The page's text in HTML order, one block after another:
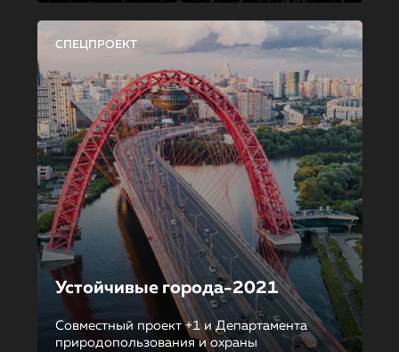
СПЕЦПРОЕКТ
Устойчивые города-2021
Совместный проект +1 и Департамента
природопользования и охраны